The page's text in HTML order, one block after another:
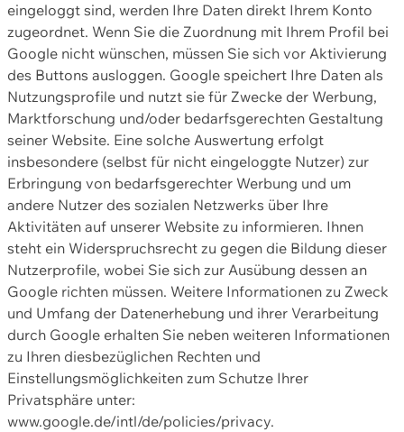
eingeloggt sind, werden Ihre Daten direkt Ihrem Konto
zugeordnet. Wenn Sie die Zuordnung mit Ihrem Profil bei
Google nicht wünschen, müssen Sie sich vor Aktivierung
des Buttons ausloggen. Google speichert Ihre Daten als
Nutzungsprofile und nutzt sie für Zwecke der Werbung,
Marktforschung und/oder bedarfsgerechten Gestaltung
seiner Website. Eine solche Auswertung erfolgt
insbesondere (selbst für nicht eingeloggte Nutzer) zur
Erbringung von bedarfsgerechter Werbung und um
andere Nutzer des sozialen Netzwerks über Ihre
Aktivitäten auf unserer Website zu informieren. Ihnen
steht ein Widerspruchsrecht zu gegen die Bildung dieser
Nutzerprofile, wobei Sie sich zur Ausübung dessen an
Google richten müssen. Weitere Informationen zu Zweck
und Umfang der Datenerhebung und ihrer Verarbeitung
durch Google erhalten Sie neben weiteren Informationen
zu Ihren diesbezüglichen Rechten und
Einstellungsmöglichkeiten zum Schutze Ihrer
Privatsphäre unter:
www.google.de/intl/de/policies/privacy.